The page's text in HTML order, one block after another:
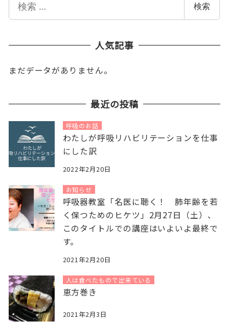
索
検索
人気記事
まだデータがありません。
最近の投稿
呼吸のお話
わたしが呼吸リハビリテーションを仕事
にした訳
2022年2月20日
お知らせ
呼吸器教室「名医に聴く！ 肺年齢を若
く保つためのヒケツ」2月27日（土）、
このタイトルでの講座はいよいよ最終で
す。
2021年2月20日
人は食べたもので出来ている
恵方巻き
2021年2月3日